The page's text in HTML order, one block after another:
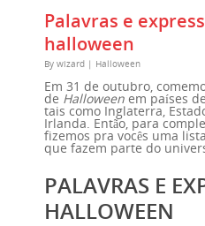
Palavras e
halloween
By wizard | Halloween
Em 31 de outubro,
de Halloween em países
tais como Inglaterra,
Irlanda. Então, para
fizemos pra vocês uma
que fazem parte do
PALAVRAS E
HALLOWEEN